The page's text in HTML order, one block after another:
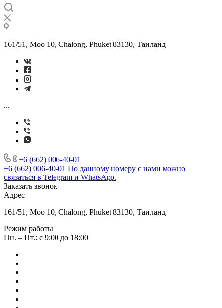
161/51, Moo 10, Chalong, Phuket 83130, Таиланд
...
+6 (662) 006-40-01
+6 (662) 006-40-01 По данному номеру с нами можно
связаться в Telegram и WhatsApp.
Заказать звонок
Адрес
161/51, Moo 10, Chalong, Phuket 83130, Таиланд
Режим работы
Пн. – Пт.: с 9:00 до 18:00